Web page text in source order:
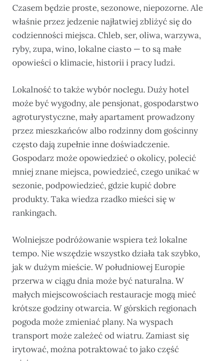
Czasem będzie proste, sezonowe, niepozorne. Ale
właśnie przez jedzenie najłatwiej zbliżyć się do
codzienności miejsca. Chleb, ser, oliwa, warzywa,
ryby, zupa, wino, lokalne ciasto — to są małe
opowieści o klimacie, historii i pracy ludzi.
Lokalność to także wybór noclegu. Duży hotel
może być wygodny, ale pensjonat, gospodarstwo
agroturystyczne, mały apartament prowadzony
przez mieszkańców albo rodzinny dom gościnny
często dają zupełnie inne doświadczenie.
Gospodarz może opowiedzieć o okolicy, polecić
mniej znane miejsca, powiedzieć, czego unikać w
sezonie, podpowiedzieć, gdzie kupić dobre
produkty. Taka wiedza rzadko mieści się w
rankingach.
Wolniejsze podróżowanie wspiera też lokalne
tempo. Nie wszędzie wszystko działa tak szybko,
jak w dużym mieście. W południowej Europie
przerwa w ciągu dnia może być naturalna. W
małych miejscowościach restauracje mogą mieć
krótsze godziny otwarcia. W górskich regionach
pogoda może zmieniać plany. Na wyspach
transport może zależeć od wiatru. Zamiast się
irytować, można potraktować to jako część